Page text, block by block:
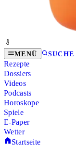
MENÜ SUCHE
Rezepte
Dossiers
Videos
Podcasts
Horoskope
Spiele
E-Paper
Wetter
Startseite